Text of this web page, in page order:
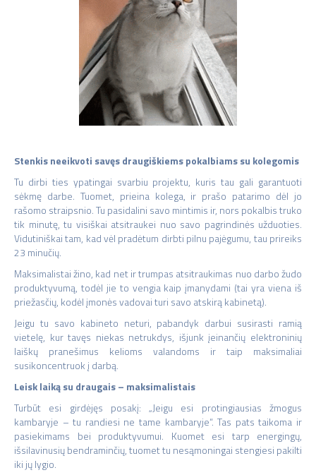
Stenkis neeikvoti savęs draugiškiems pokalbiams su kolegomis
Tu dirbi ties ypatingai svarbiu projektu, kuris tau gali garantuoti
sėkmę darbe. Tuomet, prieina kolega, ir prašo patarimo dėl jo
rašomo straipsnio. Tu pasidalini savo mintimis ir, nors pokalbis truko
tik minutę, tu visiškai atsitraukei nuo savo pagrindinės užduoties.
Vidutiniškai tam, kad vėl pradėtum dirbti pilnu pajėgumu, tau prireiks
23 minučių.
Maksimalistai žino, kad net ir trumpas atsitraukimas nuo darbo žudo
produktyvumą, todėl jie to vengia kaip įmanydami (tai yra viena iš
priežasčių, kodėl įmonės vadovai turi savo atskirą kabinetą).
Jeigu tu savo kabineto neturi, pabandyk darbui susirasti ramią
vietelę, kur tavęs niekas netrukdys, išjunk įeinančių elektroninių
laiškų pranešimus kelioms valandoms ir taip maksimaliai
susikoncentruok į darbą.
Leisk laiką su draugais – maksimalistais
Turbūt esi girdėjęs posakį: „Jeigu esi protingiausias žmogus
kambaryje – tu randiesi ne tame kambaryje“. Tas pats taikoma ir
pasiekimams bei produktyvumui. Kuomet esi tarp energingų,
išsilavinusių bendraminčių, tuomet tu nesąmoningai stengiesi pakilti
iki jų lygio.